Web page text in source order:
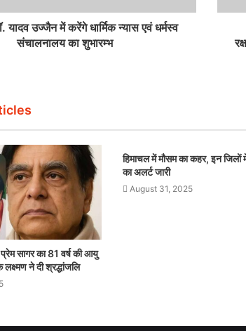
यादव उज्जैन में करेंगे धार्मिक न्यास एवं धर्मस्व
संचालनालय का शुभारम्भ
सागर का 81 वर्ष की आयु
लक्ष्मण ने दी श्रद्धांजलि
हिमाचल में मौसम का कहर, इन जिलों में
का अलर्ट जारी
August 31, 2025